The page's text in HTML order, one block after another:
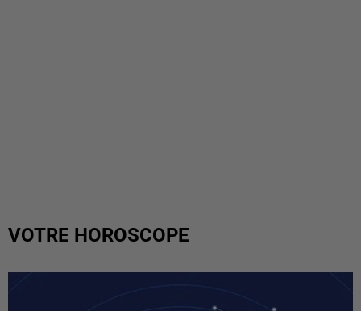
VOTRE HOROSCOPE